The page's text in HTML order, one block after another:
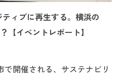
ィブに再生する。横浜の
イベントレポート】
で開催される、サステナビリ